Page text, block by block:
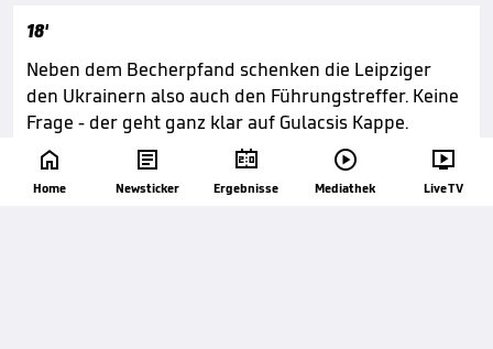
18'
Neben dem Becherpfand schenken die Leipziger
den Ukrainern also auch den Führungstreffer. Keine
Frage - der geht ganz klar auf Gulacsis Kappe.

Home

Newsticker

Ergebnisse

Mediathek

Live TV